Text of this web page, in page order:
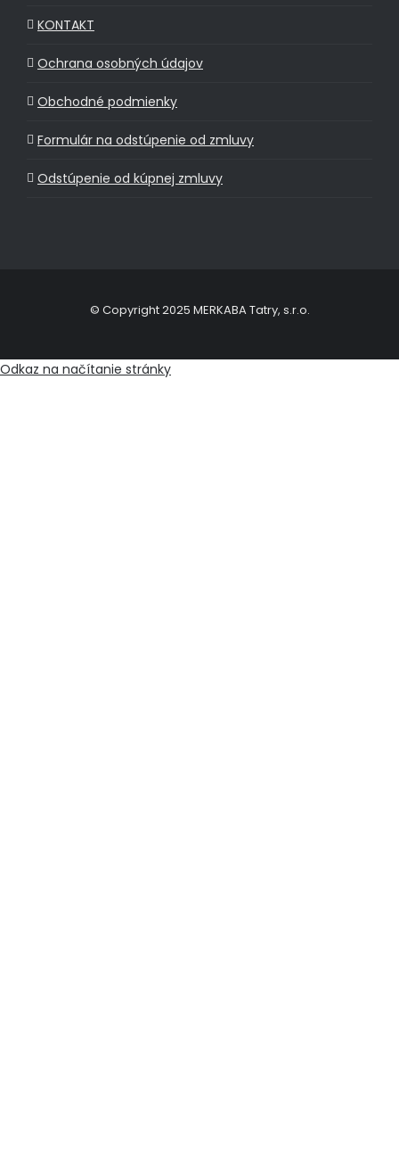
KONTAKT
Ochrana osobných údajov
Obchodné podmienky
Formulár na odstúpenie od zmluvy
Odstúpenie od kúpnej zmluvy
© Copyright 2025 MERKABA Tatry, s.r.o.
Odkaz na načítanie stránky